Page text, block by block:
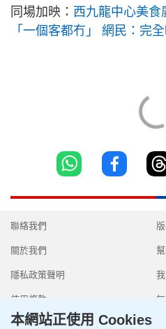
同場加映： 西九龍中心美
「一個客都冇」 網民：完
聯絡我們
關於我們
隱私政策聲明
使用條款
本網站正使用 Cookies